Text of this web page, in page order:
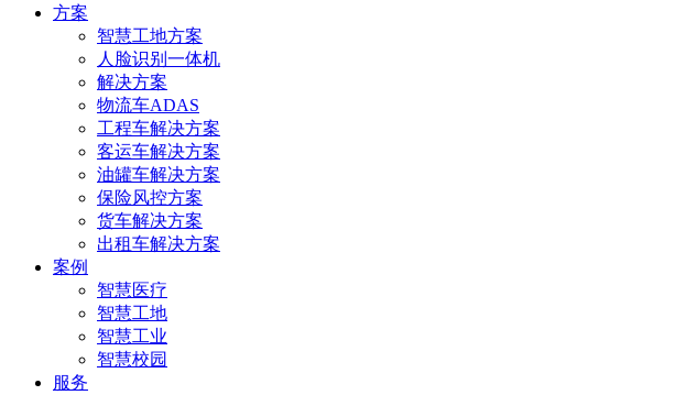
方案
智慧工地方案
人脸识别一体机
解决方案
物流车ADAS
工程车解决方案
客运车解决方案
油罐车解决方案
保险风控方案
货车解决方案
出租车解决方案
案例
智慧医疗
智慧工地
智慧工业
智慧校园
服务